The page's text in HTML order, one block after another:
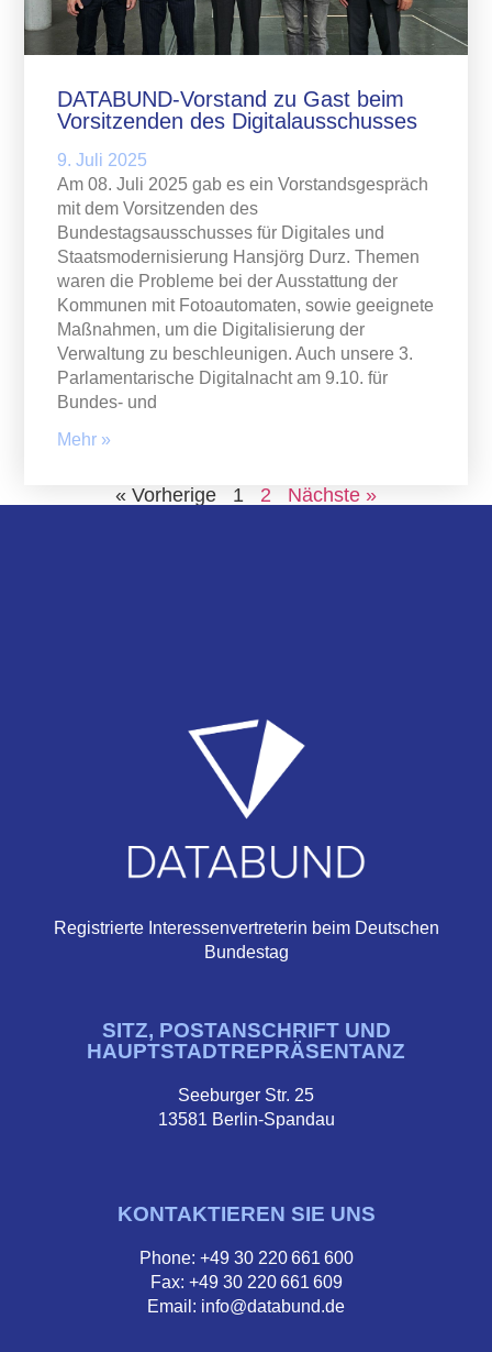
DATABUND-Vorstand zu Gast beim
Vorsitzenden des Digitalausschusses
9. Juli 2025
Am 08. Juli 2025 gab es ein Vorstandsgespräch
mit dem Vorsitzenden des
Bundestagsausschusses für Digitales und
Staatsmodernisierung Hansjörg Durz. Themen
waren die Probleme bei der Ausstattung der
Kommunen mit Fotoautomaten, sowie geeignete
Maßnahmen, um die Digitalisierung der
Verwaltung zu beschleunigen. Auch unsere 3.
Parlamentarische Digitalnacht am 9.10. für
Bundes- und
Mehr »
« Vorherige 1 2 Nächste »
Registrierte Interessenvertreterin beim Deutschen
Bundestag
SITZ, POSTANSCHRIFT UND
HAUPTSTADTREPRÄSENTANZ
Seeburger Str. 25
13581 Berlin-Spandau
KONTAKTIEREN SIE UNS
Phone: +49 30 220 661 600
Fax: +49 30 220 661 609
Email: info@databund.de